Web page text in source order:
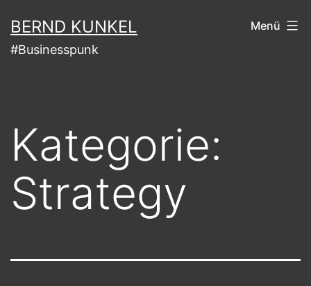
Inhalt
springen
BERND KUNKEL
#Businesspunk
Menü
Kategorie:
Strategy